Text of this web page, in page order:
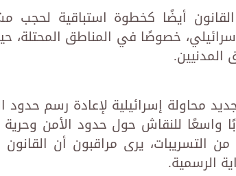
أيضًا كخطوة استباقية لحجب
خصوصًا في المناطق المحتلة،
محاولة إسرائيلية لإعادة رسم
واسعًا للنقاش حول حدود الأمن وحرية
التسريبات، يرى مراقبون أن
الرسمية.